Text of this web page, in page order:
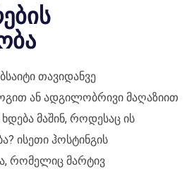
თავიდანვე
ან ადგილობრივი მაღაზიით
მაშინ, როდესაც ის
ისეთი ჰოსტინგის
რომელიც მარტივ